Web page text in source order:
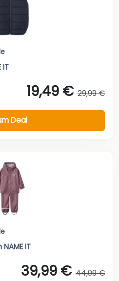
IT
19,49 € 29,99 €
Deal
IT
39,99 € 44,99 €